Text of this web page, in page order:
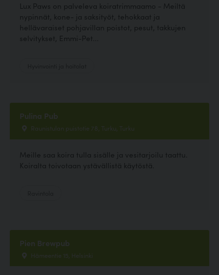
Lux Paws on palveleva koiratrimmaamo - Meiltä
nypinnät, kone- ja saksityöt, tehokkaat ja
hellävaraiset pohjavillan poistot, pesut, takkujen
selvitykset, Emmi-Pet...
Pulina Pub
Raunistulan puistotie 78, Turku, Turku
Meille saa koira tulla sisälle ja vesitarjoilu taattu.
Koiralta toivotaan ystävällistä käytöstä.
Pien Brewpub
Hämeentie 15, Helsinki